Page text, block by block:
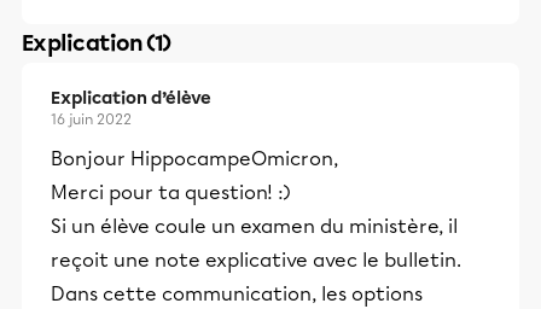
Explication (1)
Explication d’élève
16 juin 2022
Bonjour HippocampeOmicron,
Merci pour ta question! :)
Si un élève coule un examen du ministère, il
reçoit une note explicative avec le bulletin.
Dans cette communication, les options